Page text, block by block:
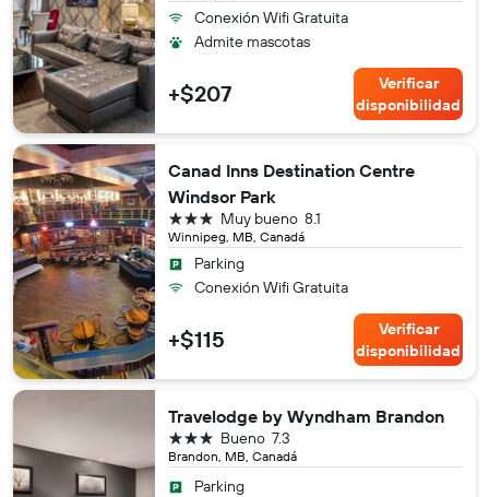
Conexión Wifi Gratuita
Admite mascotas
+$207
Verificar
disponibilidad
Canad Inns Destination Centre
Windsor Park
Winnipeg, MB, Canadá
8.1
Muy bueno
3 estrellas
Parking
Conexión Wifi Gratuita
+$115
Verificar
disponibilidad
Travelodge by Wyndham Brandon
Brandon, MB, Canadá
7.3
Bueno
3 estrellas
Parking